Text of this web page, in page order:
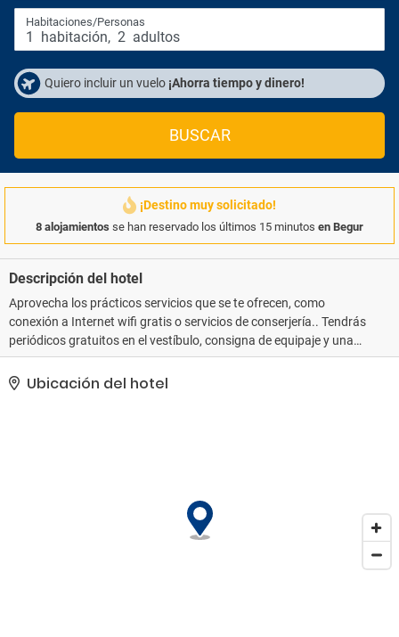
Habitaciones/Personas
1 habitación, 2 adultos
Quiero incluir un vuelo ¡Ahorra tiempo y dinero!
BUSCAR
¡Destino muy solicitado!
8 alojamientos se han reservado los últimos 15 minutos en Begur
Descripción del hotel
Aprovecha los prácticos servicios que se te ofrecen, como
conexión a Internet wifi gratis o servicios de conserjería.. Tendrás
periódicos gratuitos en el vestíbulo, consigna de equipaje y una
biblioteca a tu disposición..
Ubicación del hotel